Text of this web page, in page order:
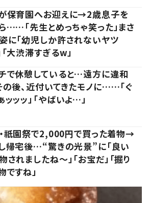
保育園へお迎えに→2歳息子を
……「先生とめっちゃ笑った」まさ
に「幼児しか許されないヤツ
大渋滞すぎるw」
で休憩していると…遠方に違和
の後、近付いてきたモノに……「ぐ
ッッッ」「やばいよ…」
祇園祭で2,000円で買った着物→
帰宅後…“驚きの光景”に「良い
されましたね～」「お宝だ」「掘り
ですね」